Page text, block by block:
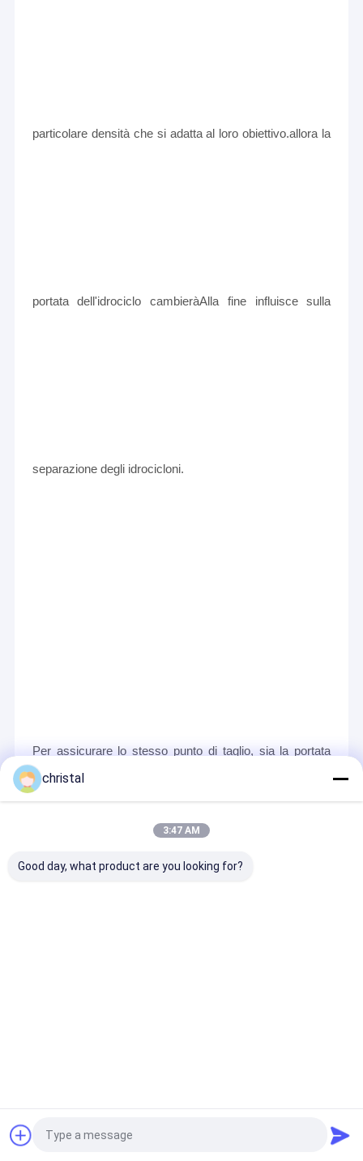
particolare densità che si adatta al loro obiettivo.allora la
portata dell'idrociclo cambieràAlla fine influisce sulla
separazione degli idrocicloni.
Per assicurare lo stesso punto di taglio, sia la portata
christal
3:47 AM
Good day, what product are you looking for?